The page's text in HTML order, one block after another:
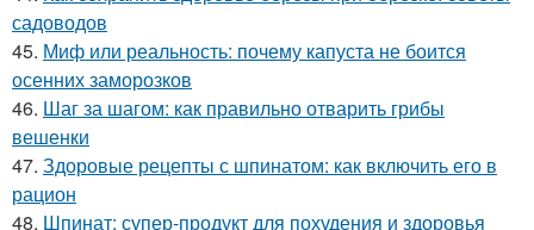
садоводов
45. Миф или реальность: почему капуста не боится
осенних заморозков
46. Шаг за шагом: как правильно отварить грибы
вешенки
47. Здоровые рецепты с шпинатом: как включить его в
рацион
48. Шпинат: супер-продукт для похудения и здоровья